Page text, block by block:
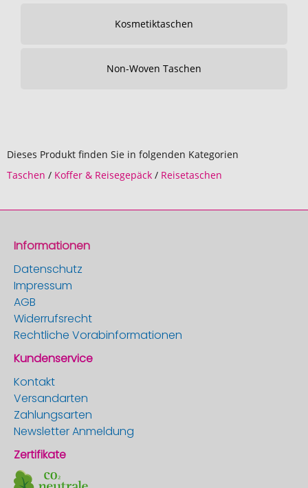
Kosmetiktaschen
Non-Woven Taschen
Dieses Produkt finden Sie in folgenden Kategorien
Taschen / Koffer & Reisegepäck / Reisetaschen
Informationen
Datenschutz
Impressum
AGB
Widerrufsrecht
Rechtliche Vorabinformationen
Kundenservice
Kontakt
Versandarten
Zahlungsarten
Newsletter Anmeldung
Zertifikate